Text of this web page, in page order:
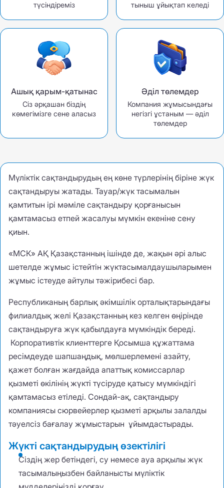
түсіндіреміз
тыныш ұйықтап келеді
Ашық қарым-қатынас
Сіз әрқашан біздің
көмегімізге сене аласыз
Әділ төлемдер
Компания жұмысындағы
негізгі ұстаным — әділ
төлемдер
Мүліктік сақтандырудың ең көне түрлерінің біріне жүк
сақтандыруы жатады. Тауар/жүк тасымалын
қамтитын ірі мәміле сақтандыру қорғанысын
қамтамасыз етпей жасалуы мүмкін екеніне сену
қиын.
«МСК» АҚ Қазақстанның ішінде де, жақын әрі алыс
шетелде жұмыс істейтін жүктасымалдаушыларымен
жұмыс істеуде айтулы тәжірибесі бар.
Республиканың барлық әкімшілік орталықтарындағы
филиалдық желі Қазақстанның кез келген өңірінде
сақтандыруға жүк қабылдауға мүмкіндік береді.
Корпоративтік клиенттерге Қосымша құжаттама
ресімдеуде шапшаңдық, мөлшерлемені азайту,
қажет болған жағдайда апаттық комиссарлар
қызметі өкілінің жүкті түсіруде қатысу мүмкіндігі
қамтамасыз етіледі. Сондай-ақ, сақтандыру
компаниясы сюрвейерлер қызметі арқылы залалды
тәуелсіз бағалау жұмыстарын ұйымдастырады.
Жүкті сақтандырудың өзектілігі
Сіздің жер бетіндегі, су немесе ауа арқылы жүк
тасымалыңызбен байланысты мүліктік